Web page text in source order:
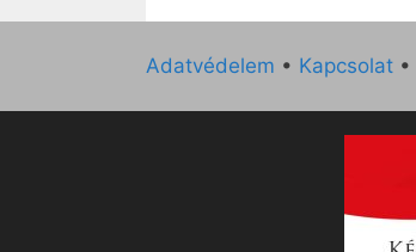
Adatvédelem • Kapcsolat •